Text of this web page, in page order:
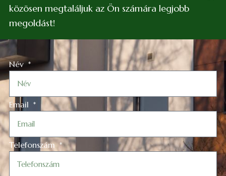
közösen megtaláljuk az Ön számára legjobb
megoldást!
Név
Email
Telefonszám